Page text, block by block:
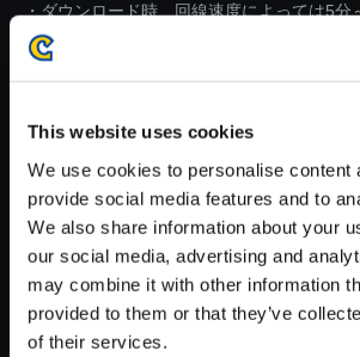
This website uses cookies
We use cookies to personalise content
provide social media features and to
We also share information about your
our social media, advertising and
may combine it with other information
provided to them or that they’ve
of their services.
・ダウンロード時、回線速度によっては5分
がかかる場合がございます。
※ご購入いただいたファイルのダウンロー
が安定しているWifi環境でお試しください。
【単曲】ストリ
コンピレーショ
ップチューン サ